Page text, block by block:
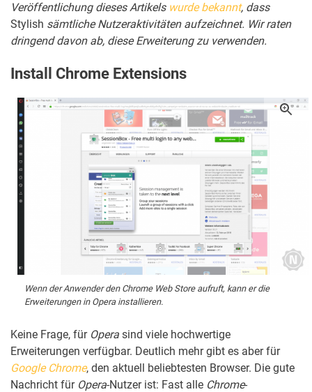
Veröffentlichung dieses Artikels wurde bekannt, dass
Stylish sämtliche Nutzeraktivitäten aufzeichnet. Wir raten
dringend davon ab, diese Erweiterung zu verwenden.
Install Chrome Extensions
Wenn der Anwender den Chrome Web Store aufruft, kann er die
Erweiterungen in Opera installieren.
Keine Frage, für Opera sind viele hochwertige
Erweiterungen verfügbar. Deutlich mehr gibt es aber für
Google Chrome, den aktuell beliebtesten Browser. Die gute
Nachricht für Opera-Nutzer ist: Fast alle Chrome-